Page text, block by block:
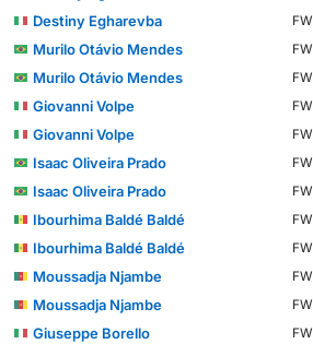
Destiny Egharevba
FW
Murilo Otávio Mendes
FW
Murilo Otávio Mendes
FW
Giovanni Volpe
FW
Giovanni Volpe
FW
Isaac Oliveira Prado
FW
Isaac Oliveira Prado
FW
Ibourhima Baldé Baldé
FW
Ibourhima Baldé Baldé
FW
Moussadja Njambe
FW
Moussadja Njambe
FW
Giuseppe Borello
FW